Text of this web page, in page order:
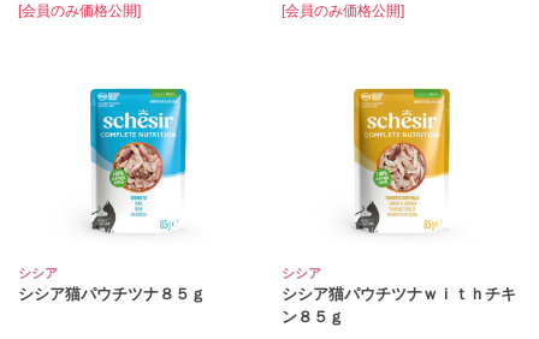
[会員のみ価格公開] [会員のみ価格公開]
シシア
シシア猫パウチツナ８５ｇ
シシア
シシア猫パウチツナｗｉｔｈチキ
ン８５ｇ